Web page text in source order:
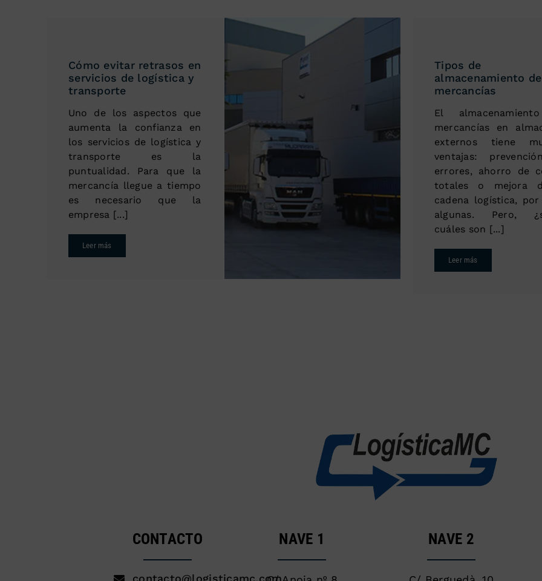
Cómo evitar retrasos en
servicios de logística y
transporte
Uno de los aspectos que
aumenta la confianza en
los servicios de logística y
transporte es la
puntualidad. Para que la
mercancía llegue a tiempo
es necesario que la
empresa [...]
Leer más
Tipos de
almacenamiento de
mercancías
El
mercancías en
externos tiene
ventajas:
errores, ahorro de
totales o mejora
cadena logística,
algunas. Pero,
cuáles son [...]
Leer más
CONTACTO
contacto@logisticamc.com
NAVE 1 NAVE 2